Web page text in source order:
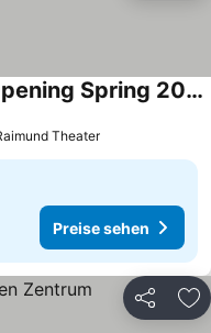
The Companion Vienna l Opening Spring 2026
Theater
Preise sehen
Teilen